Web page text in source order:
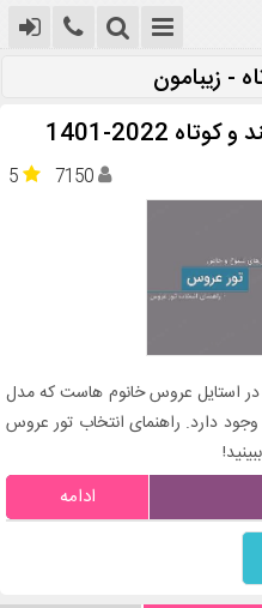
- زیبامون
2022-1401
5 7150
استایل عروس خانوم هاست که مدل
دارد. راهنمای انتخاب تور عروس
ادامه